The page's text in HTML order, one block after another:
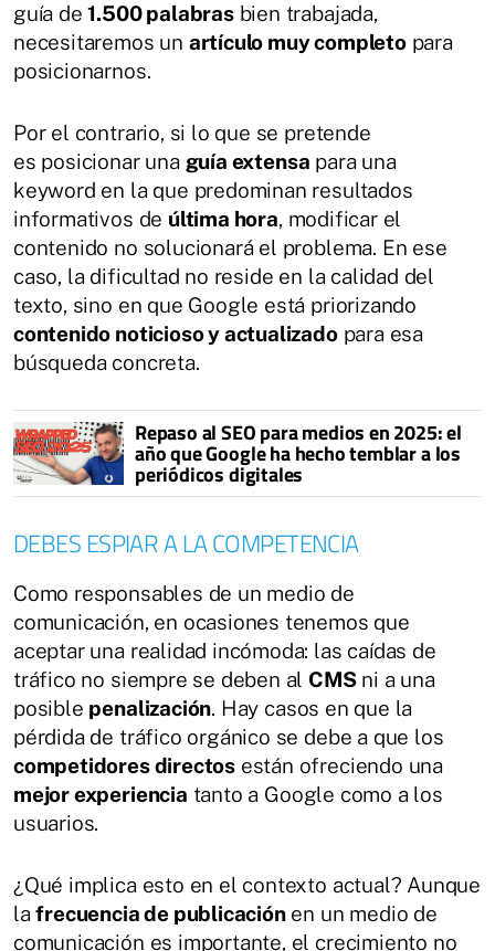
guía de1.500 palabrasbien trabajada,
necesitaremos un artículo muy completopara
posicionarnos.
Por el contrario, si lo que se pretende
es posicionar una guía extensa para una
keyword en la que predominan resultados
informativos de última hora, modificar el
contenido no solucionará el problema. En ese
caso, la dificultad no reside en la calidad del
texto, sino en que Google está priorizando
contenido noticioso y actualizadopara esa
búsqueda concreta.
Repaso al SEO para medios en 2025: el
año que Google ha hecho temblar a los
periódicos digitales
DEBES ESPIAR A LA COMPETENCIA
Como responsables de un medio de
comunicación, en ocasiones tenemos que
aceptar una realidad incómoda: las caídas de
tráfico no siempre se deben al CMSni a una
posible penalización. Hay casos en que la
pérdida de tráfico orgánico se debe a que los
competidores directos están ofreciendo una
mejor experiencia tanto a Google como a los
usuarios.
¿Qué implica esto en el contexto actual? Aunque
lafrecuencia de publicaciónen un medio de
comunicación es importante, el crecimiento no